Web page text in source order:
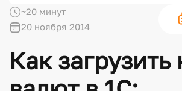
~20 минут
20 ноября 2014
Как загрузить